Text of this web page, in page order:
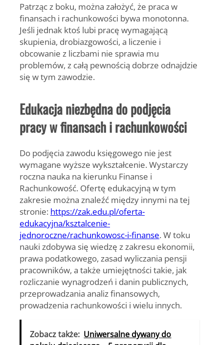
Patrząc z boku, można założyć, że praca w
finansach i rachunkowości bywa monotonna.
Jeśli jednak ktoś lubi pracę wymagającą
skupienia, drobiazgowości, a liczenie i
obcowanie z liczbami nie sprawia mu
problemów, z całą pewnością dobrze odnajdzie
się w tym zawodzie.
Edukacja niezbędna do podjęcia
pracy w finansach i rachunkowości
Do podjęcia zawodu księgowego nie jest
wymagane wyższe wykształcenie. Wystarczy
roczna nauka na kierunku Finanse i
Rachunkowość. Ofertę edukacyjną w tym
zakresie można znaleźć między innymi na tej
stronie: https://zak.edu.pl/oferta-
edukacyjna/ksztalcenie-
jednoroczne/rachunkowosc-i-finanse. W toku
nauki zdobywa się wiedzę z zakresu ekonomii,
prawa podatkowego, zasad wyliczania pensji
pracowników, a także umiejętności takie, jak
rozliczanie wynagrodzeń i danin publicznych,
przeprowadzania analiz finansowych,
prowadzenia rachunkowości i wielu innych.
Zobacz także: Uniwersalne dywany do